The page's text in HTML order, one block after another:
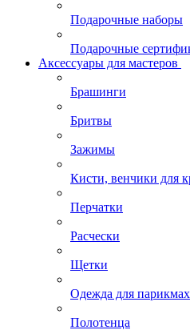
Подарочные наборы
Подарочные
Аксессуары для мастеров
Брашинги
Бритвы
Зажимы
Кисти, венчики для
Перчатки
Расчески
Щетки
Одежда для
Полотенца